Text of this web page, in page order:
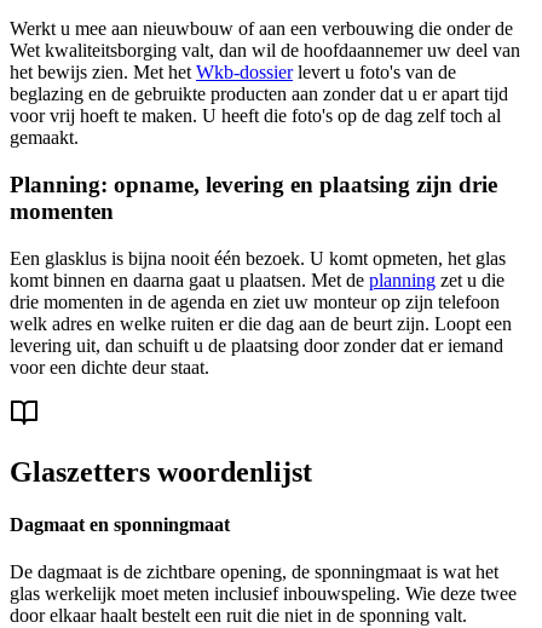
Werkt u mee aan nieuwbouw of aan een verbouwing die onder de
Wet kwaliteitsborging valt, dan wil de hoofdaannemer uw deel van
het bewijs zien. Met hetWkb-dossierlevert u foto's van de
beglazing en de gebruikte producten aan zonder dat u er apart tijd
voor vrij hoeft te maken. U heeft die foto's op de dag zelf toch al
gemaakt.
Planning: opname, levering en plaatsing zijn drie
momenten
Een glasklus is bijna nooit één bezoek. U komt opmeten, het glas
komt binnen en daarna gaat u plaatsen. Met de planning zet u die
drie momenten in de agenda en ziet uw monteur op zijn telefoon
welk adres en welke ruiten er die dag aan de beurt zijn. Loopt een
levering uit, dan schuift u de plaatsing door zonder dat er iemand
voor een dichte deur staat.
Glaszetters woordenlijst
Dagmaat en sponningmaat
De dagmaat is de zichtbare opening, de sponningmaat is wat het
glas werkelijk moet meten inclusief inbouwspeling. Wie deze twee
door elkaar haalt bestelt een ruit die niet in de sponning valt.